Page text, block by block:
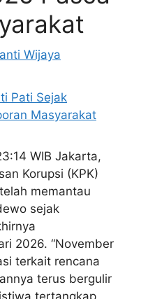
Wijaya
WIB Jakarta,
Korupsi (KPK)
memantau
sejak
2026. “November
terkait rencana
terus bergulir